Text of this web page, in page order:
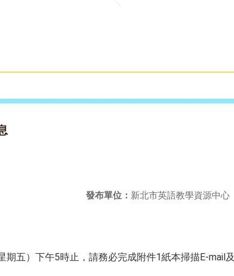
發布單位： 新北市英語教學資源中心
五）下午5時止，請務必完成附件1紙本掃描E-mail及